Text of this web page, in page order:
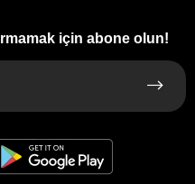
için abone olun!